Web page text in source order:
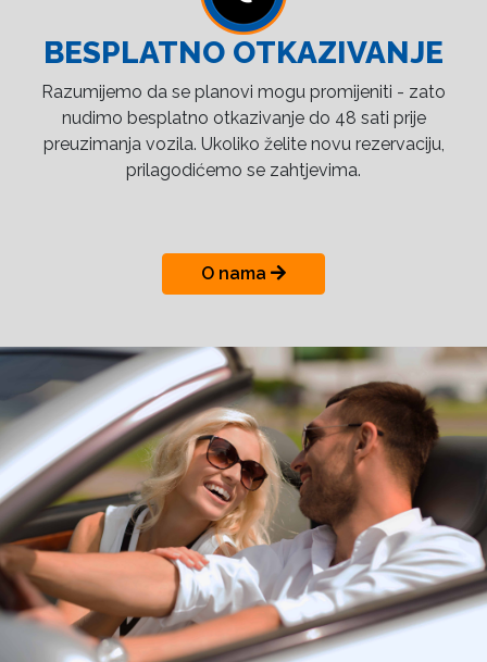
BESPLATNO OTKAZIVANJE
Razumijemo da se planovi mogu promijeniti - zato
nudimo besplatno otkazivanje do 48 sati prije
preuzimanja vozila. Ukoliko želite novu rezervaciju,
prilagodićemo se zahtjevima.
O nama